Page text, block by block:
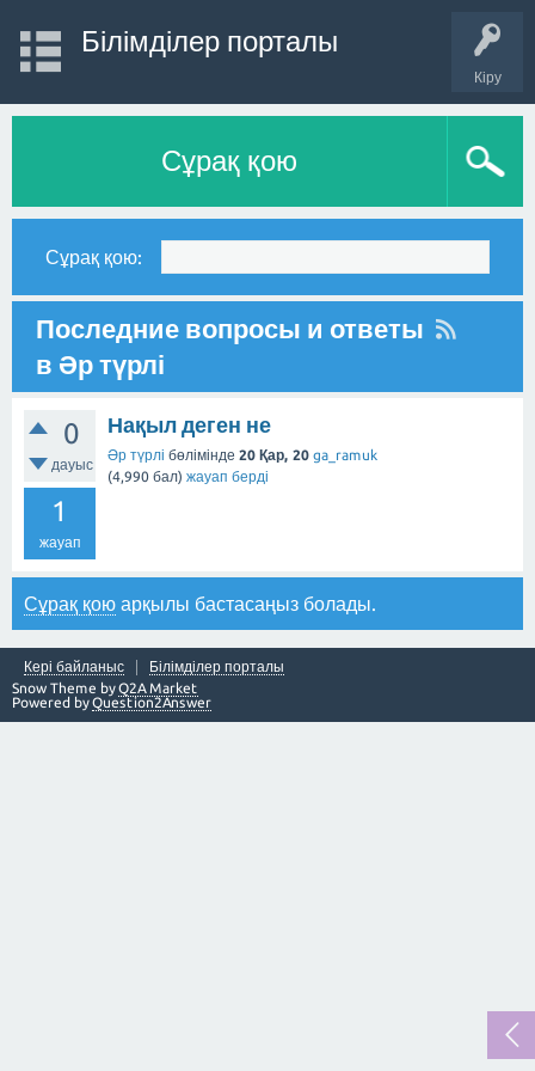
Кіру
Білімділер порталы
Сұрақ қою
Сұрақ қою:
Последние вопросы и ответы
в Әр түрлі
0
дауыс
1
жауап
Нақыл деген не
Әр түрлі бөлімінде 20 Қар, 20 ga_ramuk
(4,990 бал) жауап берді
Сұрақ қою арқылы бастасаңыз болады.
Кері байланыс
Білімділер порталы
Snow Theme byQ2A Market
Powered byQuestion2Answer